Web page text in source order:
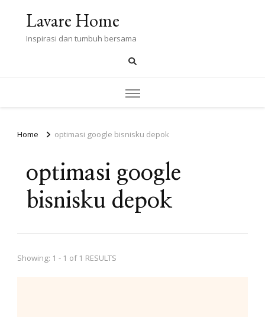
Lavare Home
Inspirasi dan tumbuh bersama
Home optimasi google bisnisku depok
optimasi google
bisnisku depok
Showing: 1 - 1 of 1 RESULTS